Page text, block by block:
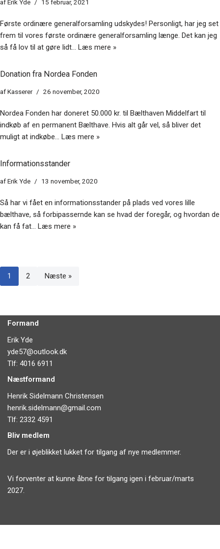
afErik Yde 15 februar, 2021
Første ordinære generalforsamling udskydes! Personligt, har jeg set
frem til vores første ordinære generalforsamling længe. Det kan jeg
så få lov til at gøre lidt… Læs mere »
Donation fra Nordea Fonden
afKasserer 26 november, 2020
Nordea Fonden har doneret 50.000 kr. til Bælthaven Middelfart til
indkøb af en permanent Bælthave. Hvis alt går vel, så bliver det
muligt at indkøbe… Læs mere »
Informationsstander
afErik Yde 13 november, 2020
Så har vi fået en informationsstander på plads ved vores lille
bælthave, så forbipassernde kan se hvad der foregår, og hvordan de
kan få fat… Læs mere »
1 2 Næste »
Formand
Erik Yde
yde57@outlook.dk
Tlf: 4016 6911
Næstformand
Henrik Sidelmann Christensen
henrik.sidelmann@gmail.com
Tlf: 2332 4591
Bliv medlem
Der er i øjeblikket lukket for tilgang af nye medlemmer.
Vi forventer at kunne åbne for tilgang igen i februar/marts
2027.